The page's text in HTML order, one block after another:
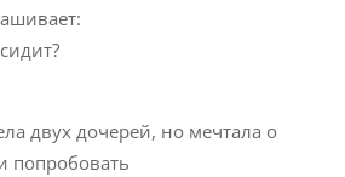
двух дочерей, но мечтала о